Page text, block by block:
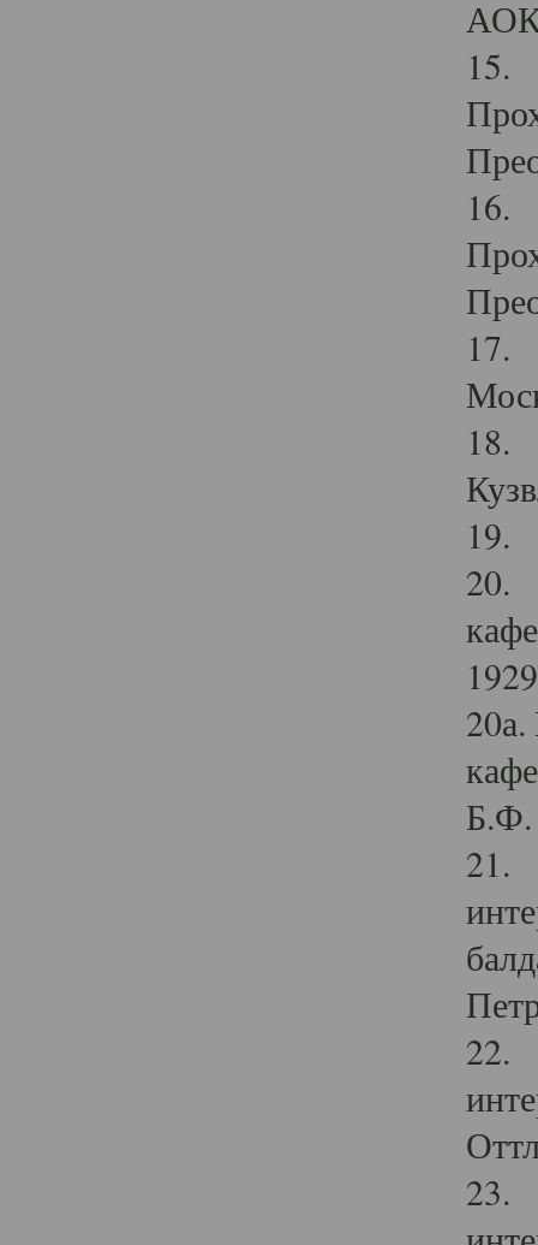
15.
16.
17.
18.
19.
20.
Б.Ф.
21.
22.
23.